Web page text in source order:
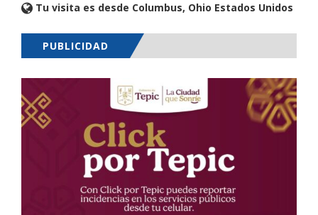
Tu visita es desde Columbus, Ohio Estados Unidos
PUBLICIDAD